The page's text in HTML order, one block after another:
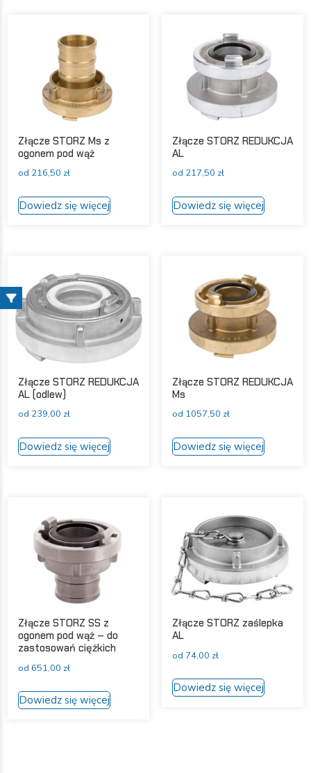
na
stronie
wybrać
na
stronie
produktu
Złącze STORZ Ms z
ogonem pod wąż
od 216,50 zł
Dowiedz się więcejprodukt
Opcje
można
wybrać
na
stronie
produktu
Złącze STORZ REDUKCJA
AL
od 217,50 zł
Dowiedz się więcejprodukt
można
wybrać
na
stronie
Złącze STORZ REDUKCJA
AL (odlew)
od 239,00 zł
Dowiedz się więcejprodukt
można
wybrać
na
Złącze STORZ REDUKCJA
Ms
od 1057,50 zł
Dowiedz się więcejprodukt
Opcje
można
wybrać
na
stronie
produktu
Złącze STORZ SS z
ogonem pod wąż – do
zastosowań ciężkich
od 651,00 zł
Dowiedz się więcejprodukt
Złącze STORZ zaślepka
AL
od 74,00 zł
Dowiedz się więcej
Ten
produkt